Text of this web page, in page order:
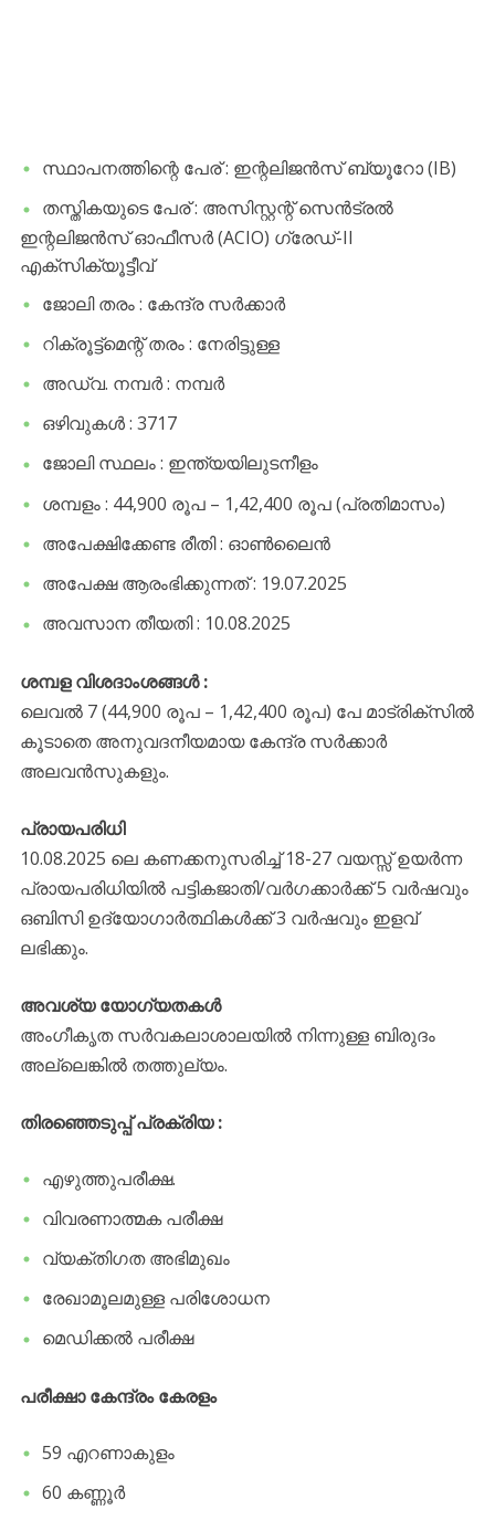
സ്ഥാപനത്തിന്റെ പേര് : ഇന്റലിജൻസ് ബ്യൂറോ (IB)
തസ്തികയുടെ പേര് : അസിസ്റ്റന്റ് സെൻട്രൽ
ഇന്റലിജൻസ് ഓഫീസർ (ACIO) ഗ്രേഡ്-II
എക്സിക്യൂട്ടീവ്
ജോലി തരം : കേന്ദ്ര സർക്കാർ
റിക്രൂട്ട്മെന്റ് തരം : നേരിട്ടുള്ള
അഡ്വ. നമ്പർ : നമ്പർ
ഒഴിവുകൾ : 3717
ജോലി സ്ഥലം : ഇന്ത്യയിലുടനീളം
ശമ്പളം : 44,900 രൂപ – 1,42,400 രൂപ (പ്രതിമാസം)
അപേക്ഷിക്കേണ്ട രീതി : ഓൺലൈൻ
അപേക്ഷ ആരംഭിക്കുന്നത് : 19.07.2025
അവസാന തീയതി : 10.08.2025
ശമ്പള വിശദാംശങ്ങൾ :
ലെവൽ 7 (44,900 രൂപ – 1,42,400 രൂപ) പേ മാട്രിക്സിൽ
കൂടാതെ അനുവദനീയമായ കേന്ദ്ര സർക്കാർ
അലവൻസുകളും.
പ്രായപരിധി
10.08.2025 ലെ കണക്കനുസരിച്ച് 18-27 വയസ്സ് ഉയർന്ന
പ്രായപരിധിയിൽ പട്ടികജാതി/വർഗക്കാർക്ക് 5 വർഷവും
ഒബിസി ഉദ്യോഗാർത്ഥികൾക്ക് 3 വർഷവും ഇളവ്
ലഭിക്കും.
അവശ്യ യോഗ്യതകൾ
അംഗീകൃത സർവകലാശാലയിൽ നിന്നുള്ള ബിരുദം
അല്ലെങ്കിൽ തത്തുല്യം.
തിരഞ്ഞെടുപ്പ് പ്രക്രിയ :
എഴുത്തുപരീക്ഷ.
വിവരണാത്മക പരീക്ഷ
വ്യക്തിഗത അഭിമുഖം
രേഖാമൂലമുള്ള പരിശോധന
മെഡിക്കൽ പരീക്ഷ
പരീക്ഷാ കേന്ദ്രം കേരളം
59 എറണാകുളം
60 കണ്ണൂർ